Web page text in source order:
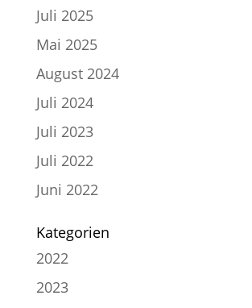
Juli 2025
Mai 2025
August 2024
Juli 2024
Juli 2023
Juli 2022
Juni 2022
Kategorien
2022
2023